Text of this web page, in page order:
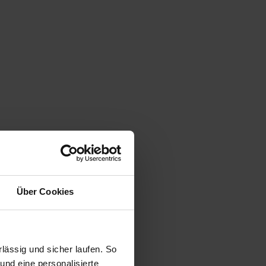
Über Cookies
und sicher laufen. So
eine personalisierte